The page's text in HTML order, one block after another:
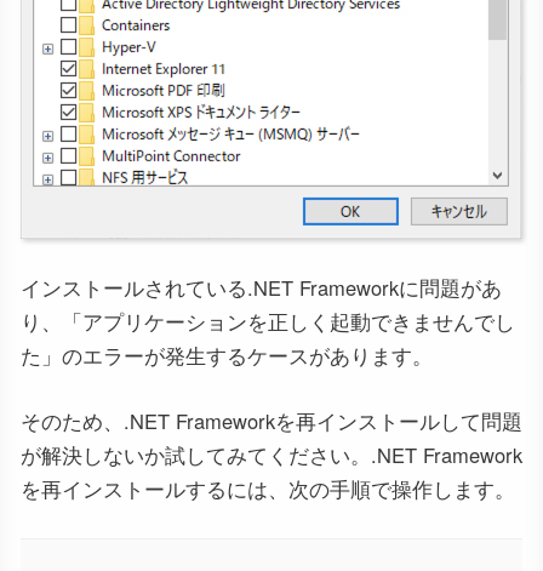
インストールされている.NET Frameworkに問題があ
り、「アプリケーションを正しく起動できませんでし
た」のエラーが発生するケースがあります。
そのため、.NET Frameworkを再インストールして問題
が解決しないか試してみてください。.NET Framework
を再インストールするには、次の手順で操作します。